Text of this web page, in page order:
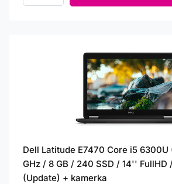
Dell Latitude E7470 Core i5
GHz / 8 GB / 240 SSD / 14'' FullHD
(Update) + kamerka